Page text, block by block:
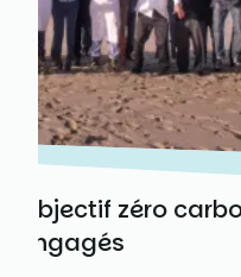
Objectif zéro
engagés